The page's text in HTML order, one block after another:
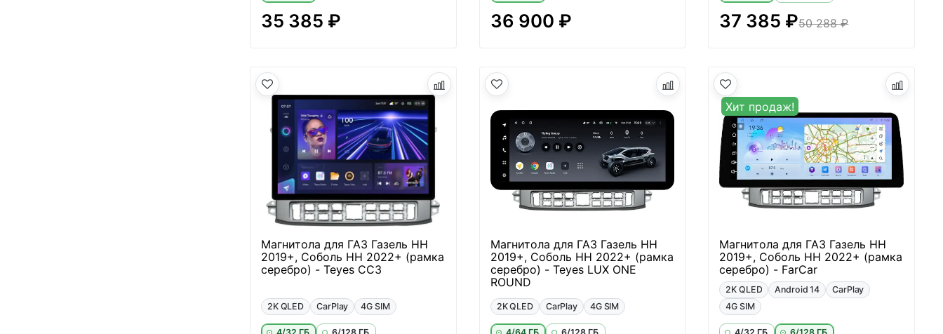
35 385 ₽ 36 900 ₽ 37 385 ₽50 288 ₽
Магнитола для ГАЗ Газель НН
2019+, Соболь НН 2022+ (рамка
серебро) - Teyes CC3
2K QLED CarPlay 4G SIM
Магнитола для ГАЗ Газель НН
2019+, Соболь НН 2022+ (рамка
серебро) - Teyes LUX ONE
ROUND
2K QLED CarPlay 4G SIM
Хит продаж!
Магнитола для ГАЗ Газель НН
2019+, Соболь НН 2022+ (рамка
серебро) - FarCar
2K QLED Android 14
CarPlay
4G SIM